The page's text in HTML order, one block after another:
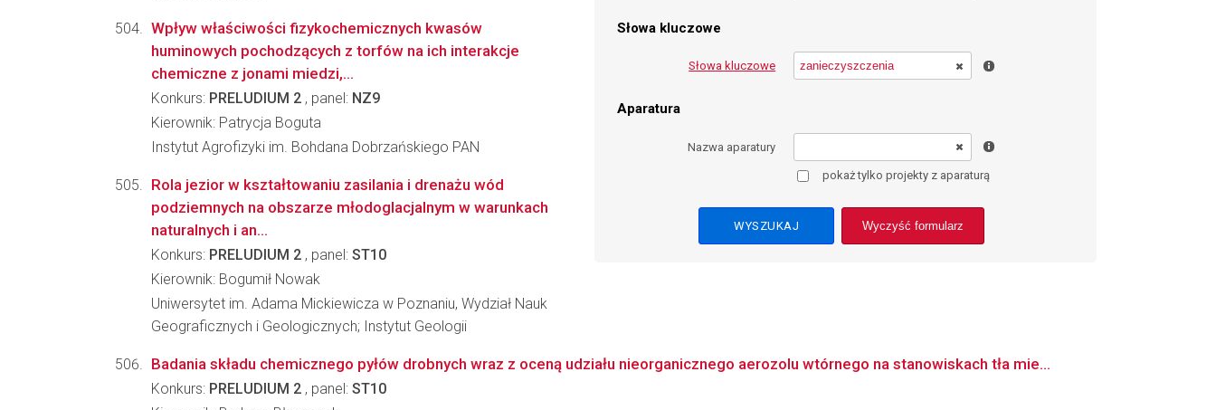
Słowa kluczowe
Słowa kluczowe
Aparatura
Nazwa aparatury
pokaż tylko projekty z aparaturą
Wyczyść formularz
Wpływ właściwości fizykochemicznych kwasów
huminowych pochodzących z torfów na ich interakcje
chemiczne z jonami miedzi,...
Konkurs: PRELUDIUM 2 , panel: NZ9
Kierownik: Patrycja Boguta
Instytut Agrofizyki im. Bohdana Dobrzańskiego PAN
Rola jezior w kształtowaniu zasilania i drenażu wód
podziemnych na obszarze młodoglacjalnym w warunkach
naturalnych i an...
Konkurs: PRELUDIUM 2 , panel: ST10
Kierownik: Bogumił Nowak
Uniwersytet im. Adama Mickiewicza w Poznaniu, Wydział Nauk
Geograficznych i Geologicznych; Instytut Geologii
Badania składu chemicznego pyłów drobnych wraz z oceną udziału nieorganicznego aerozolu wtórnego na stanowiskach tła mie...
Konkurs: PRELUDIUM 2 , panel: ST10